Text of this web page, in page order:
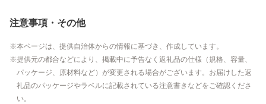
注意事項・その他
本ページは、提供自治体からの情報に基づき、作成しています。
提供元の都合などにより、掲載中に予告なく返礼品の仕様（規格、容量、
パッケージ、原材料など）が変更される場合がございます。お届けした返
礼品のパッケージやラベルに記載されている注意書きなどをご確認くださ
い。